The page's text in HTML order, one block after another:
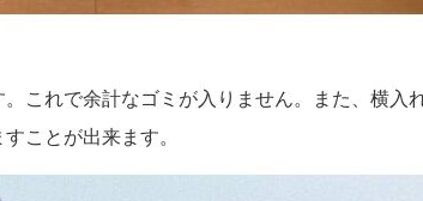
これで余計なゴミが入りません。また、横入
ことが出来ます。